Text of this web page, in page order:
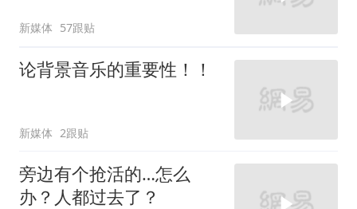
新媒体 57跟贴
论背景音乐的重要性！！
新媒体 2跟贴
旁边有个抢活的…怎么
办？人都过去了？